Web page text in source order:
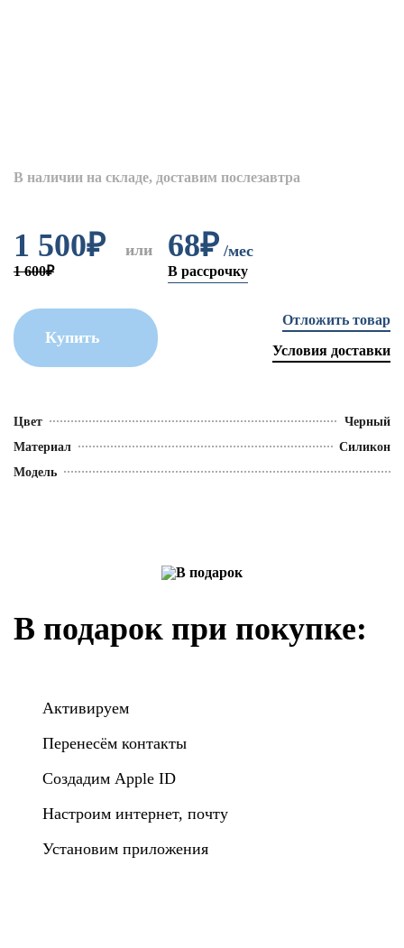
В наличии на складе, доставим послезавтра
1 500₽ или 68₽ /мес
В рассрочку
1 600₽
Купить
Отложить товар
Условия доставки
Цвет
Черный
Материал
Силикон
Модель
В подарок при покупке:
Активируем
Перенесём контакты
Создадим Apple ID
Настроим интернет, почту
Установим приложения